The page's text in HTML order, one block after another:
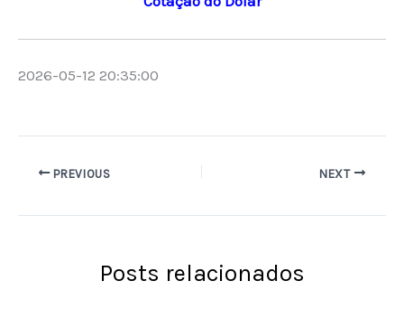
2026-05-12 20:35:00
PREVIOUS NEXT
Posts relacionados